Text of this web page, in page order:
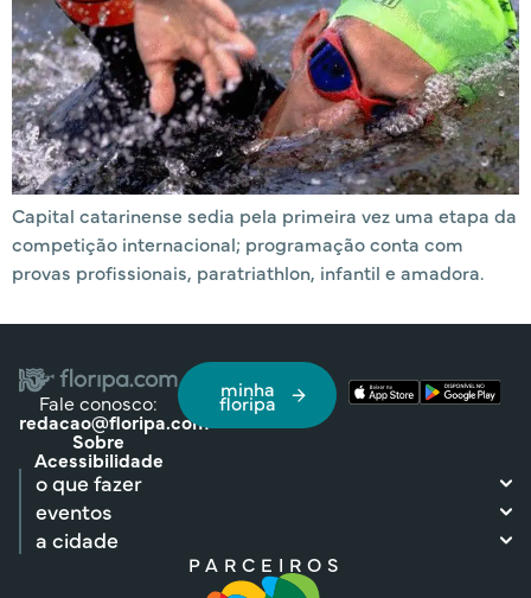
Capital catarinense sedia pela primeira vez uma etapa da
competição internacional; programação conta com
provas profissionais, paratriathlon, infantil e amadora.
Fale conosco:
redacao@floripa.com
Sobre
Acessibilidade
minha
floripa
o que fazer
eventos
a cidade
PARCEIROS